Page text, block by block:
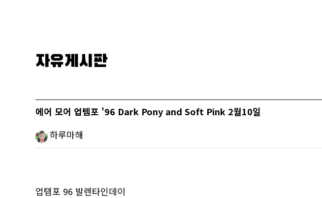
자유게시판
에어 모어 업템포 '96 Dark Pony and Soft Pink 2월10일
하루마해
업템포 96 발렌타인데이